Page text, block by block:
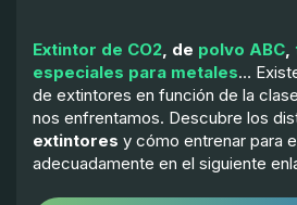
Extintor de CO2, de polvo ABC,
especiales para metales…
de extintores en función de la
nos enfrentamos. Descubre los
extintores y cómo entrenar para
adecuadamente en el siguiente